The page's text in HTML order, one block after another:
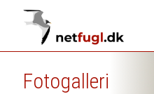
Fotogalleri